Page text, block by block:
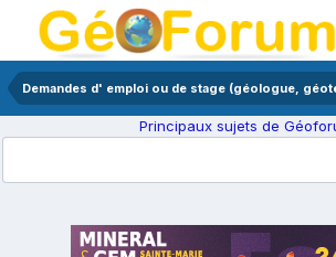
Principaux sujets de